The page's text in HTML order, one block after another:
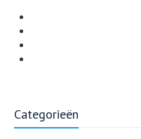
Categorieën